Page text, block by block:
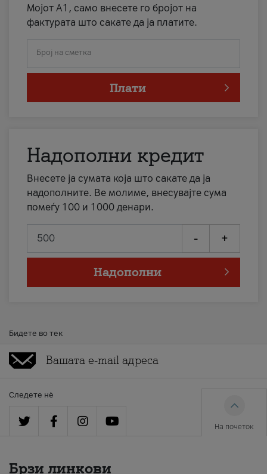
Мојот А1, само внесете го бројот на
фактурата што сакате да ја платите.
Број на сметка
Плати
Надополни кредит
Внесете ја сумата која што сакате да ја
надополните. Ве молиме, внесувајте сума
помеѓу 100 и 1000 денари.
- +
Надополни
Бидете во тек
Следете нè
На почеток
Брзи линкови